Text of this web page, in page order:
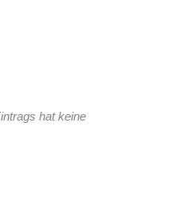
hat keine